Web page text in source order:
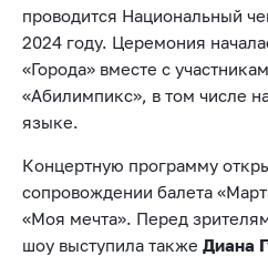
проводится Национальный
2024 году. Церемония
«Города» вместе с
«Абилимпикс», в том числе
языке.
Концертную программу
сопровождении балета
«Моя мечта». Перед
шоу выступила также Диана